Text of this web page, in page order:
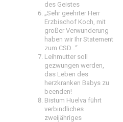
des Geistes
„Sehr geehrter Herr
Erzbischof Koch, mit
großer Verwunderung
haben wir Ihr Statement
zum CSD…“
Leihmutter soll
gezwungen werden,
das Leben des
herzkranken Babys zu
beenden!
Bistum Huelva führt
verbindliches
zweijähriges